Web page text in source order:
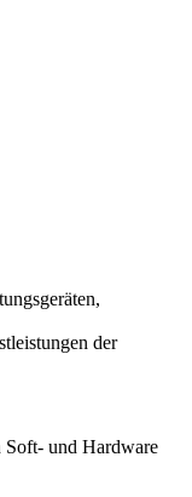
der
und Hardware